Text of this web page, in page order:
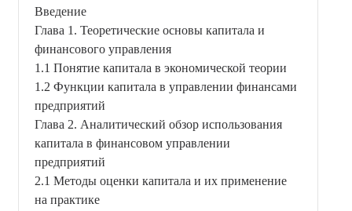
Введение
Глава 1. Теоретические основы капитала и
финансового управления
1.1 Понятие капитала в экономической теории
1.2 Функции капитала в управлении финансами
предприятий
Глава 2. Аналитический обзор использования
капитала в финансовом управлении
предприятий
2.1 Методы оценки капитала и их применение
на практике